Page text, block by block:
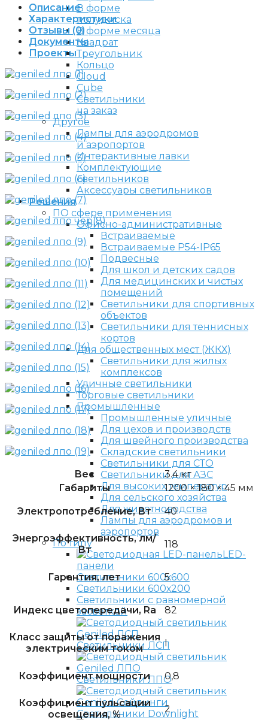
В форме
полудиска
В форме месяца
Квадрат
Треугольник
Кольцо
Cloud
Cube
Светильники
на заказ
Другое
Лампы для аэродромов
и аэропортов
Интерактивные лавки
Комплектующие
светильников
Аксессуары светильников
Решения
ПО сфере применения
Офисно-административные
Встраиваемые
Встраиваемые P54-IP65
Подвесные
Для школ и детских садов
Для медицинских и чистых
помещений
Светильники для спортивных
объектов
Светильники для теннисных
кортов
Для общественных мест (ЖКХ)
Светильники для жилых
комплексов
Уличные светильники
Торговые светильники
Промышленные
Промышленные уличные
Для цехов и производств
Для швейного производства
Складские светильники
Светильники для СТО
Светильники для АЗС
Для высоких температур
Для сельского хозяйства
Для животноводства
Лампы для аэродромов и
аэропортов
По типу
LED-
панели
Светильники 600х600
Светильники 600х200
Светильники с равномерной
засветкой
Светильники ЛСП
Светильники ЛПО
Светильники Downlight
Описание
Характеристики
Отзывы (0)
Документы
Проекты
Вес
3.4 кг
Габариты
1200 × 180 × 45 мм
Электропотребление, Вт 40
Энергоэффективность, лм/
Вт
118
Гарантия, лет 5
Индекс цветопередачи, Ra 82
Класс защиты от поражения
электрическим током
I
Коэффициент мощности 0,8
Коэффициент пульсации
освещения, %
2